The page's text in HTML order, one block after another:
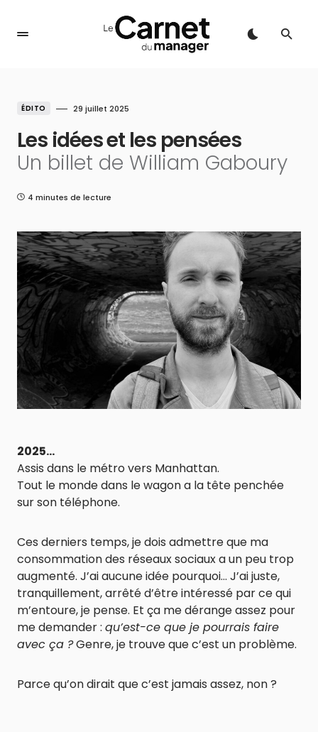
ÉDITO 29 juillet 2025
Les idées et les pensées
Un billet de William Gaboury
4 minutes de lecture
2025…
Assis dans le métro vers Manhattan.
Tout le monde dans le wagon a la tête penchée
sur son téléphone.
Ces derniers temps, je dois admettre que ma
consommation des réseaux sociaux a un peu trop
augmenté. J’ai aucune idée pourquoi… J’ai juste,
tranquillement, arrêté d’être intéressé par ce qui
m’entoure, je pense. Et ça me dérange assez pour
me demander : qu’est-ce que je pourrais faire
avec ça ?Genre, je trouve que c’est un problème.
Parce qu’on dirait que c’est jamais assez, non ?